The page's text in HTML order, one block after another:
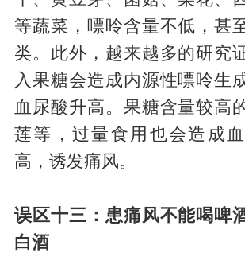
等蔬菜，嘌呤含量不低，甚
类。此外，越来越多的研究
入果糖会造成内源性嘌呤生
血尿酸升高。果糖含量较高
莲等，过量食用也会造成
高，诱发痛风。
误区十三：患痛风不能喝啤
白酒